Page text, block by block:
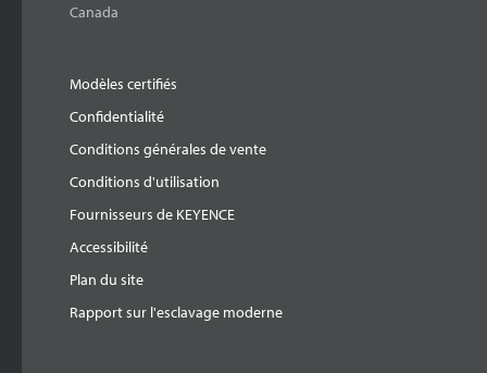
Canada
Modèles certifiés
Confidentialité
Conditions générales de vente
Conditions d'utilisation
Fournisseurs de KEYENCE
Accessibilité
Plan du site
Rapport sur l'esclavage moderne